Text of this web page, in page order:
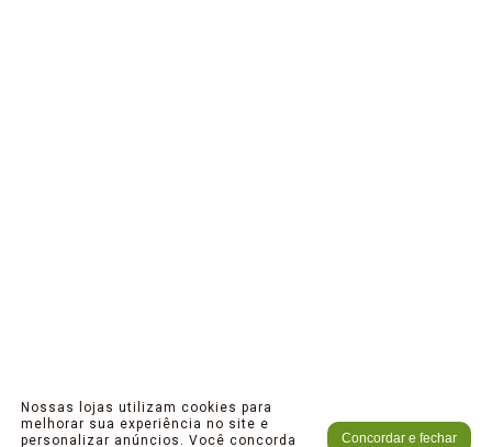
Nossas lojas utilizam cookies para
melhorar sua experiência no site e
personalizar anúncios. Você concorda
Concordar e fechar